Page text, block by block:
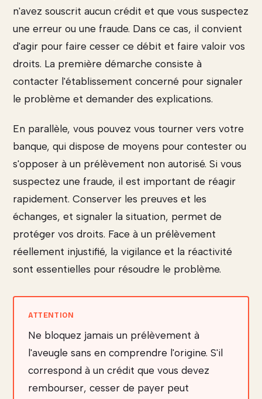
n'avez souscrit aucun crédit et que vous suspectez
une erreur ou une fraude. Dans ce cas, il convient
d'agir pour faire cesser ce débit et faire valoir vos
droits. La première démarche consiste à
contacter l'établissement concerné pour signaler
le problème et demander des explications.
En parallèle, vous pouvez vous tourner vers votre
banque, qui dispose de moyens pour contester ou
s'opposer à un prélèvement non autorisé. Si vous
suspectez une fraude, il est important de réagir
rapidement. Conserver les preuves et les
échanges, et signaler la situation, permet de
protéger vos droits. Face à un prélèvement
réellement injustifié, la vigilance et la réactivité
sont essentielles pour résoudre le problème.
Ne bloquez jamais un prélèvement à
l'aveugle sans en comprendre l'origine. S'il
correspond à un crédit que vous devez
rembourser, cesser de payer peut